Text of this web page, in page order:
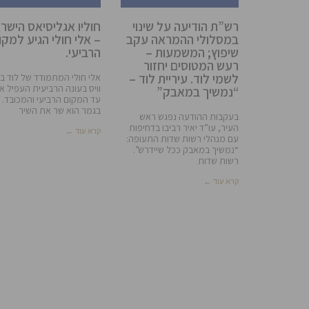
רש”ת הודיעה על שינוי
במסלולי ההמראה עקב
שיפוץ; המשמעות –
רעש המטוסים יחזור
לשמי לוד. עיריית לוד –
“נמשיך במאבק”
בעקבות ההודעה נפגש ראש
העיר, עו”ד יאיר רביבו בדחיפות
עם מנהלי רשות שדות התעופה:
“נמשיך במאבק ככל שיידרש”.
רשות שדות
קרא עוד ←
חוליו אגליסיאס
– אלי חולי הגיע
הרביעי.
אלי חולי המתמודד של לוד
וויס בעונה הרביעית העפיל
עד המקום הרביעי והמכובד.
בגמר הוא שר את השיר
קרא עוד ←